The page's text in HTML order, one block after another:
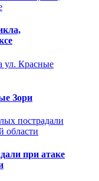
Зори
при атаке